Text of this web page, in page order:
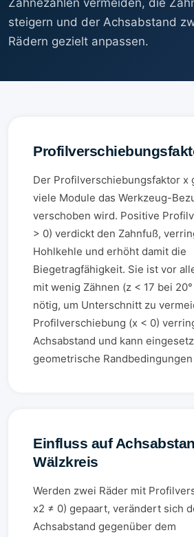
Zähnezahlen vermeiden, die
steigern und der Achsabstand
Rädern gezielt anpassen.
Der Profilverschiebungsfaktor x
viele Module das Werkzeug-
verschoben wird. Positive
> 0) verdickt den Zahnfuß,
Hohlkehle und erhöht damit die
Biegetragfähigkeit. Sie ist vor
mit wenig Zähnen (z < 17 bei
nötig, um Unterschnitt zu
Profilverschiebung (x < 0)
Achsabstand und kann
geometrische
Einfluss auf
Wälzkreis
Werden zwei Räder mit
x2 ≠ 0) gepaart, verändert sich
Achsabstand gegenüber dem